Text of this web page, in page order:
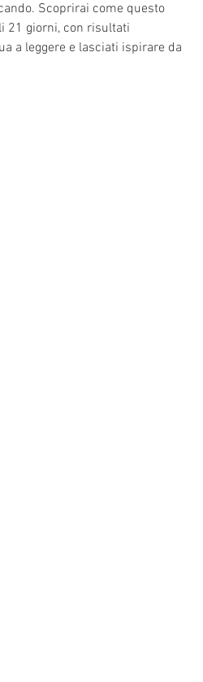
Scoprirai come questo
21 giorni, con risultati
a leggere e lasciati ispirare da